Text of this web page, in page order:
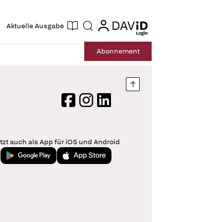
Aktuelle Ausgabe Suche login
login
Abonnement
Nach oben springen
FacebookInstagram
LinkedIn
auch als App für iOS und Android
Jetzt bei Google PlayLaden im App Store